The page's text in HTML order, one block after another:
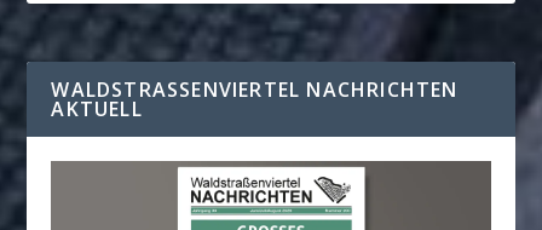
WALDSTRASSENVIERTEL NACHRICHTEN A
KTUELL